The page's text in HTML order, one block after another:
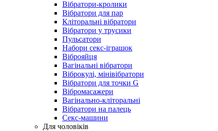
Вібратори-кролики
Вібратори для пар
Кліторальні вібратори
Вібратори у трусики
Пульсатори
Набори секс-іграшок
Віброяйця
Вагінальні вібратори
Віброкулі, мінівібратори
Вібратори для точки G
Вібромасажери
Вагінально-кліторальні
Вібратори на палець
Секс-машини
Для чоловіків